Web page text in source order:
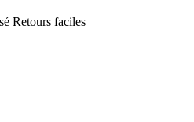
Retours faciles